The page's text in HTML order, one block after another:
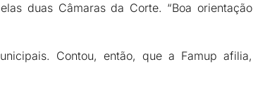
duas Câmaras da Corte. “Boa orientação
Contou, então, que a Famup afilia,